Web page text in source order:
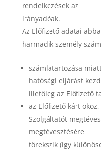
rendelkezések az
irányadóak.
Az Előfizető adatai
harmadik személy
számlatartozása
hatósági eljárást
illetőleg az Előfizető
az Előfizető kárt
Szolgáltatót
megtévesztésére
törekszik (így